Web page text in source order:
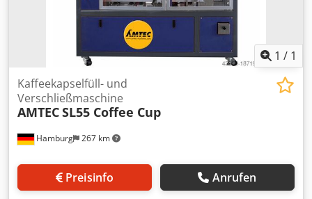
1 / 1
Hamburg 267 km
Kaffeekapselfüll- und
Verschließmaschine
AMTECSL55 Coffee Cup
Preisinfo Anrufen